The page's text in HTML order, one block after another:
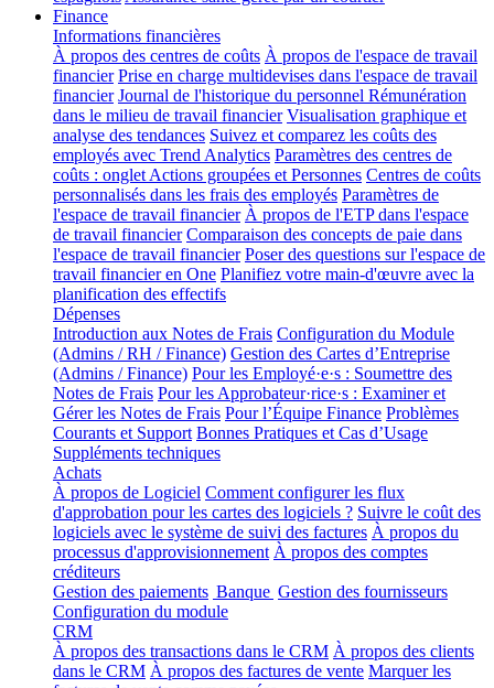
Finance
Informations financières
À propos des centres de coûts À propos de l'espace de travail
financier Prise en charge multidevises dans l'espace de travail
financier Journal de l'historique du personnel Rémunération
dans le milieu de travail financier Visualisation graphique et
analyse des tendances Suivez et comparez les coûts des
employés avec Trend Analytics Paramètres des centres de
coûts : onglet Actions groupées et Personnes Centres de coûts
personnalisés dans les frais des employés Paramètres de
l'espace de travail financier À propos de l'ETP dans l'espace
de travail financier Comparaison des concepts de paie dans
l'espace de travail financier Poser des questions sur l'espace de
travail financier en One Planifiez votre main-d'œuvre avec la
planification des effectifs
Dépenses
Introduction aux Notes de Frais Configuration du Module
(Admins / RH / Finance) Gestion des Cartes d’Entreprise
(Admins / Finance) Pour les Employé·e·s : Soumettre des
Notes de Frais Pour les Approbateur·rice·s : Examiner et
Gérer les Notes de Frais Pour l’Équipe Finance Problèmes
Courants et Support Bonnes Pratiques et Cas d’Usage
Suppléments techniques
Achats
À propos de Logiciel Comment configurer les flux
d'approbation pour les cartes des logiciels ? Suivre le coût des
logiciels avec le système de suivi des factures À propos du
processus d'approvisionnement À propos des comptes
créditeurs
Gestion des paiements Banque Gestion des fournisseurs
Configuration du module
CRM
À propos des transactions dans le CRM À propos des clients
dans le CRM À propos des factures de vente Marquer les